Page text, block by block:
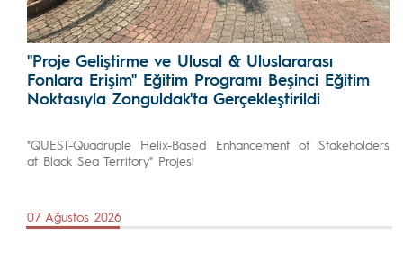
"Proje Geliştirme ve Ulusal & Uluslararası
Fonlara Erişim" Eğitim Programı Beşinci Eğitim
Noktasıyla Zonguldak'ta Gerçekleştirildi
"QUEST-Quadruple Helix-Based Enhancement of Stakeholders
at Black Sea Territory" Projesi
07 Ağustos 2026